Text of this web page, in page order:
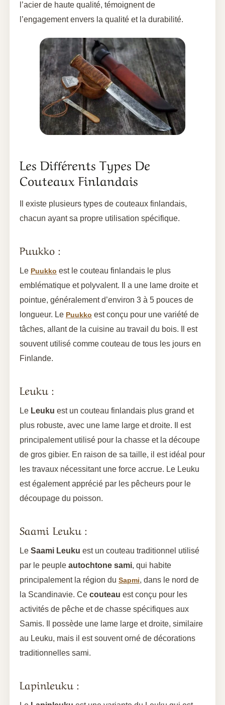
l’acier de haute qualité, témoignent de
l’engagement envers la qualité et la durabilité.
Les Différents Types De
Couteaux Finlandais
Il existe plusieurs types de couteaux finlandais,
chacun ayant sa propre utilisation spécifique.
Puukko :
Le Puukko est le couteau finlandais le plus
emblématique et polyvalent. Il a une lame droite et
pointue, généralement d’environ 3 à 5 pouces de
longueur. Le Puukko est conçu pour une variété de
tâches, allant de la cuisine au travail du bois. Il est
souvent utilisé comme couteau de tous les jours en
Finlande.
Leuku :
Le Leuku est un couteau finlandais plus grand et
plus robuste, avec une lame large et droite. Il est
principalement utilisé pour la chasse et la découpe
de gros gibier. En raison de sa taille, il est idéal pour
les travaux nécessitant une force accrue. Le Leuku
est également apprécié par les pêcheurs pour le
découpage du poisson.
Saami Leuku :
Le Saami Leuku est un couteau traditionnel utilisé
par le peuple autochtone sami, qui habite
principalement la région du Sapmi, dans le nord de
la Scandinavie. Ce couteau est conçu pour les
activités de pêche et de chasse spécifiques aux
Samis. Il possède une lame large et droite, similaire
au Leuku, mais il est souvent orné de décorations
traditionnelles sami.
Lapinleuku :